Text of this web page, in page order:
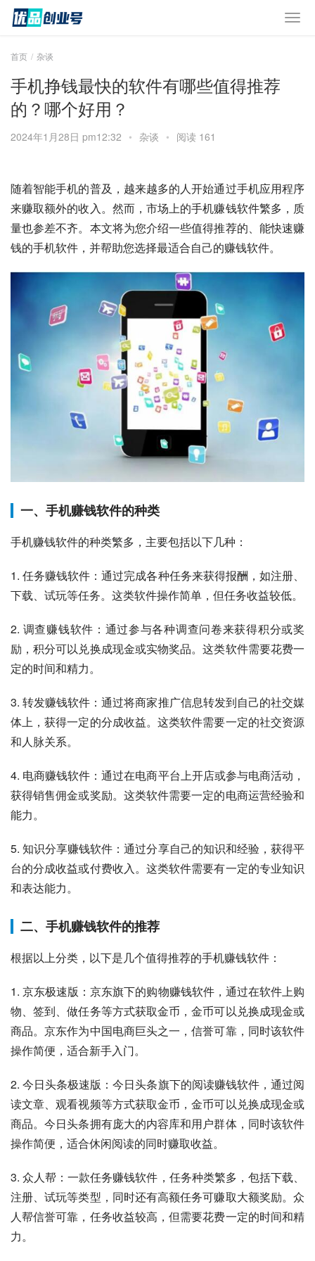
首页 杂谈
手机挣钱最快的软件有哪些值得推荐
的？哪个好用？
2024年1月28日 pm12:32 • 杂谈 • 阅读 161
随着智能手机的普及，越来越多的人开始通过手机应用程序
来赚取额外的收入。然而，市场上的手机赚钱软件繁多，质
量也参差不齐。本文将为您介绍一些值得推荐的、能快速赚
钱的手机软件，并帮助您选择最适合自己的赚钱软件。
一、手机赚钱软件的种类
手机赚钱软件的种类繁多，主要包括以下几种：
1. 任务赚钱软件：通过完成各种任务来获得报酬，如注册、
下载、试玩等任务。这类软件操作简单，但任务收益较低。
2. 调查赚钱软件：通过参与各种调查问卷来获得积分或奖
励，积分可以兑换成现金或实物奖品。这类软件需要花费一
定的时间和精力。
3. 转发赚钱软件：通过将商家推广信息转发到自己的社交媒
体上，获得一定的分成收益。这类软件需要一定的社交资源
和人脉关系。
4. 电商赚钱软件：通过在电商平台上开店或参与电商活动，
获得销售佣金或奖励。这类软件需要一定的电商运营经验和
能力。
5. 知识分享赚钱软件：通过分享自己的知识和经验，获得平
台的分成收益或付费收入。这类软件需要有一定的专业知识
和表达能力。
二、手机赚钱软件的推荐
根据以上分类，以下是几个值得推荐的手机赚钱软件：
1. 京东极速版：京东旗下的购物赚钱软件，通过在软件上购
物、签到、做任务等方式获取金币，金币可以兑换成现金或
商品。京东作为中国电商巨头之一，信誉可靠，同时该软件
操作简便，适合新手入门。
2. 今日头条极速版：今日头条旗下的阅读赚钱软件，通过阅
读文章、观看视频等方式获取金币，金币可以兑换成现金或
商品。今日头条拥有庞大的内容库和用户群体，同时该软件
操作简便，适合休闲阅读的同时赚取收益。
3. 众人帮：一款任务赚钱软件，任务种类繁多，包括下载、
注册、试玩等类型，同时还有高额任务可赚取大额奖励。众
人帮信誉可靠，任务收益较高，但需要花费一定的时间和精
力。